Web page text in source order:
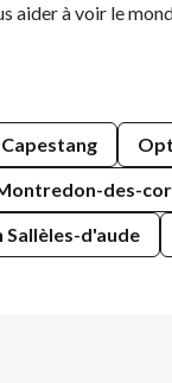
aider à voir le
des-
Sallèles-d'aude